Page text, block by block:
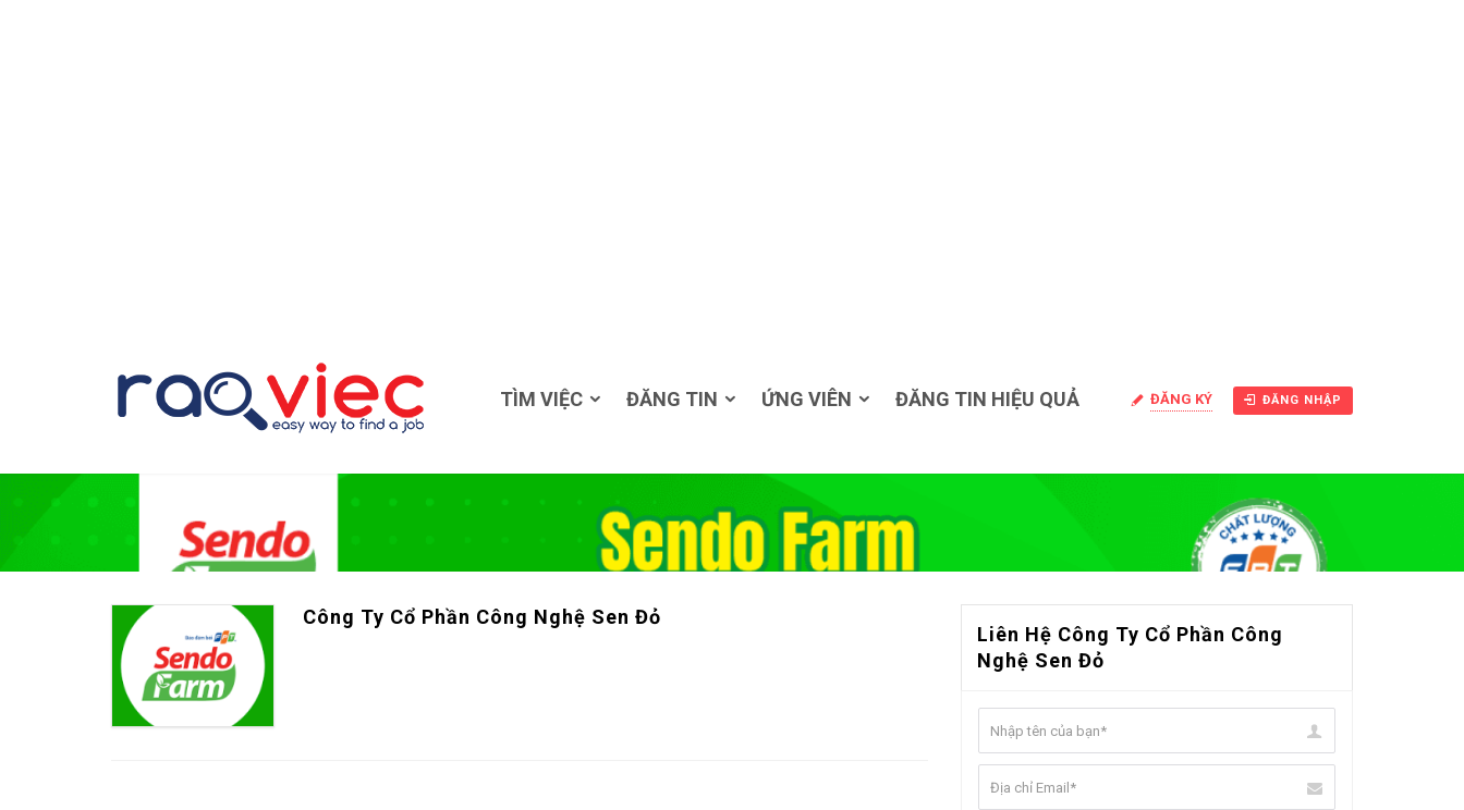
TÌM VIỆC ĐĂNG TIN ỨNG VIÊN ĐĂNG TIN HIỆU QUẢ ĐĂNG KÝ ĐĂNG NHẬP
Công Ty Cổ Phần Công Nghệ Sen Đỏ
Liên Hệ Công Ty Cổ Phần Công
Nghệ Sen Đỏ